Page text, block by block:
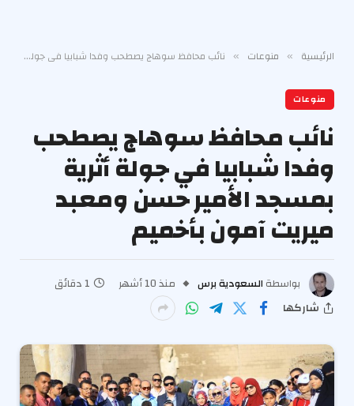
الرئيسية » منوعات » نائب محافظ سوهاج يصطحب وفدا شبابيا في جولة أثرية بمسجد الأمير حسن ومعبد ميريت آمون بأخميم
منوعات
نائب محافظ سوهاج يصطحب
وفدا شبابيا في جولة أثرية
بمسجد الأمير حسن ومعبد
ميريت آمون بأخميم
بواسطة السعودية برس منذ 10 أشهر
1 دقائق
شاركها